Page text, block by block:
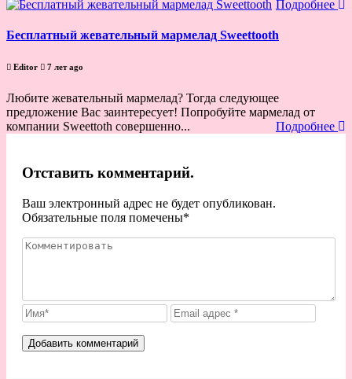
Подробнее
Бесплатный жевательный мармелад Sweettooth
Editor 7 лет ago
Любите жевательный мармелад? Тогда следующее
предложение Вас заинтересует! Попробуйте мармелад от
компании Sweettoth совершенно...
Подробнее
Отставить комментарий.
Ваш электронный адрес не будет опубликован.
Обязательные поля помечены*